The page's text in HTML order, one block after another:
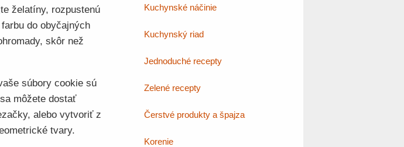
želatíny, rozpustenú
do obyčajných
skôr než
súbory cookie sú
môžete dostať
alebo vytvoriť z
tvary.
Kuchynské náčinie
Kuchynský riad
Jednoduché recepty
Zelené recepty
Čerstvé produkty a špajza
Korenie